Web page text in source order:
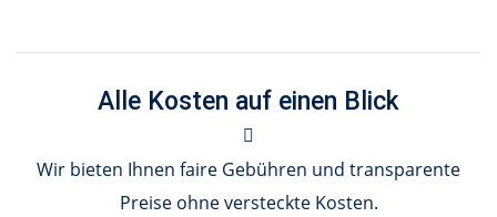
Alle Kosten auf einen Blick
Wir bieten Ihnen faire Gebühren und transparente
Preise ohne versteckte Kosten.